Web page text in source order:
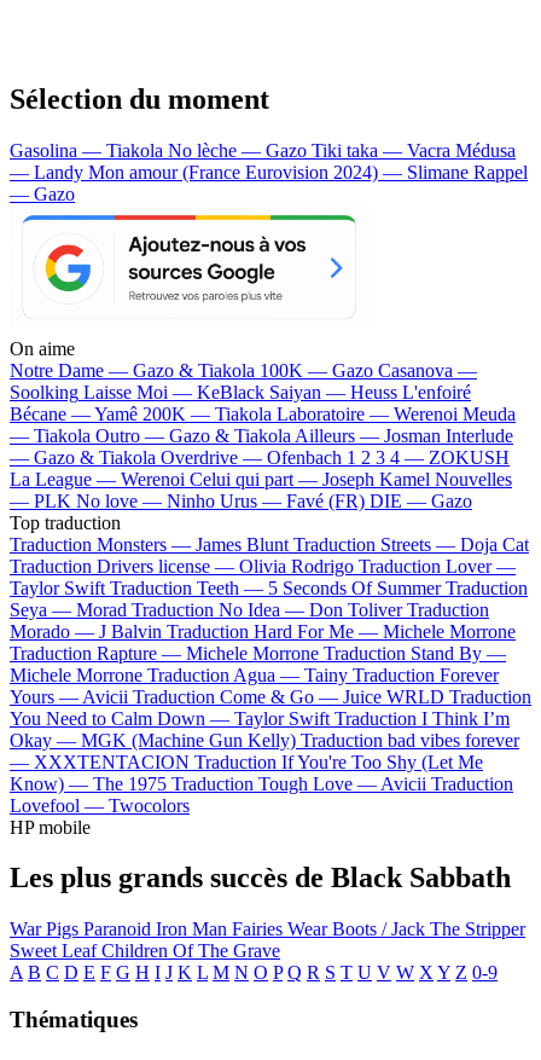
Sélection du moment
Gasolina — Tiakola No lèche — Gazo Tiki taka — Vacra Médusa
— Landy Mon amour (France Eurovision 2024) — Slimane Rappel
— Gazo
On aime
Notre Dame — Gazo & Tiakola 100K — Gazo Casanova —
Soolking Laisse Moi — KeBlack Saiyan — Heuss L'enfoiré
Bécane —Yamê 200K — Tiakola Laboratoire — Werenoi Meuda
— Tiakola Outro — Gazo & Tiakola Ailleurs — Josman Interlude
— Gazo & Tiakola Overdrive — Ofenbach 1 2 3 4 — ZOKUSH
La League — Werenoi Celui qui part — Joseph Kamel Nouvelles
— PLK No love — Ninho Urus — Favé (FR) DIE — Gazo
Top traduction
Traduction Monsters — James Blunt Traduction Streets — Doja Cat
Traduction Drivers license — Olivia Rodrigo Traduction Lover —
Taylor Swift Traduction Teeth — 5 Seconds Of Summer Traduction
Seya — Morad Traduction No Idea — Don Toliver Traduction
Morado — J Balvin Traduction Hard For Me — Michele Morrone
Traduction Rapture — Michele Morrone Traduction Stand By —
Michele Morrone Traduction Agua — Tainy Traduction Forever
Yours — Avicii Traduction Come & Go — Juice WRLD Traduction
You Need to Calm Down — Taylor Swift Traduction I Think I’m
Okay — MGK (Machine Gun Kelly) Traduction bad vibes forever
— XXXTENTACION Traduction If You're Too Shy (Let Me
Know) — The 1975 Traduction Tough Love — Avicii Traduction
Lovefool — Twocolors
HP mobile
Les plus grands succès de Black Sabbath
War Pigs Paranoid Iron Man Fairies Wear Boots / Jack The Stripper
Sweet LeafChildren Of The Grave
A B C D E F G H I J K L M N O P Q R S T U V W X Y Z 0-9
Thématiques